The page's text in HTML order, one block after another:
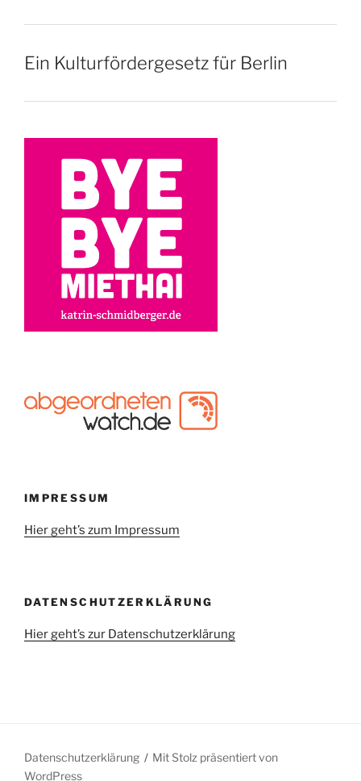
Ein Kulturfördergesetz für Berlin
IMPRESSUM
Hier geht’s zum Impressum
DATENSCHUTZERKLÄRUNG
Hier geht’s zur Datenschutzerklärung
Datenschutzerklärung
Mit Stolz präsentiert von
WordPress